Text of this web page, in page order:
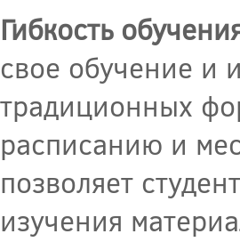
Гибкость
свое обучение и
традиционных
расписанию и
позволяет
изучения